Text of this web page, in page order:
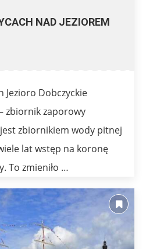
NAD JEZIOREM
Jezioro Dobczyckie
zbiornik zaporowy
zbiornikiem wody pitnej
lat wstęp na koronę
To zmieniło …